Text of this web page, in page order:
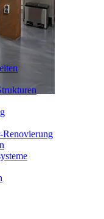
Renovierung